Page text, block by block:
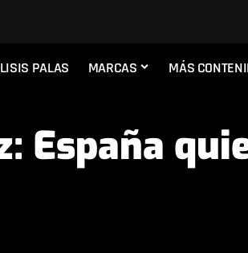
PALAS MARCAS MÁS
España